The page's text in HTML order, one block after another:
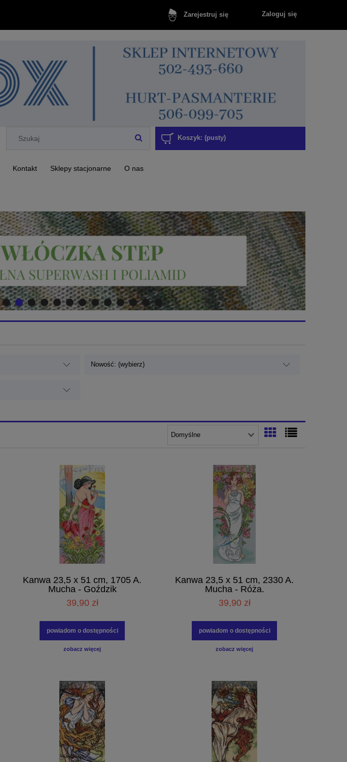
Zarejestruj się Zaloguj się
Koszyk: (pusty)
Kontakt Sklepy stacjonarne O nas
Nowość: (wybierz)
Kanwa 23,5 x 51 cm, 1705 A.
Mucha - Goździk
39,90 zł
powiadom o dostępności
zobacz więcej
Kanwa 23,5 x 51 cm, 2330 A.
Mucha - Róża.
39,90 zł
powiadom o dostępności
zobacz więcej